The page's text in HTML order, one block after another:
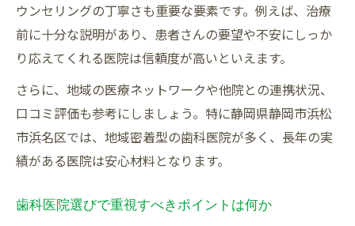
ウンセリングの丁寧さも重要な要素です。例えば、治療
前に十分な説明があり、患者さんの要望や不安にしっか
り応えてくれる医院は信頼度が高いといえます。
さらに、地域の医療ネットワークや他院との連携状況、
口コミ評価も参考にしましょう。特に静岡県静岡市浜松
市浜名区では、地域密着型の歯科医院が多く、長年の実
績がある医院は安心材料となります。
歯科医院選びで重視すべきポイントは何か